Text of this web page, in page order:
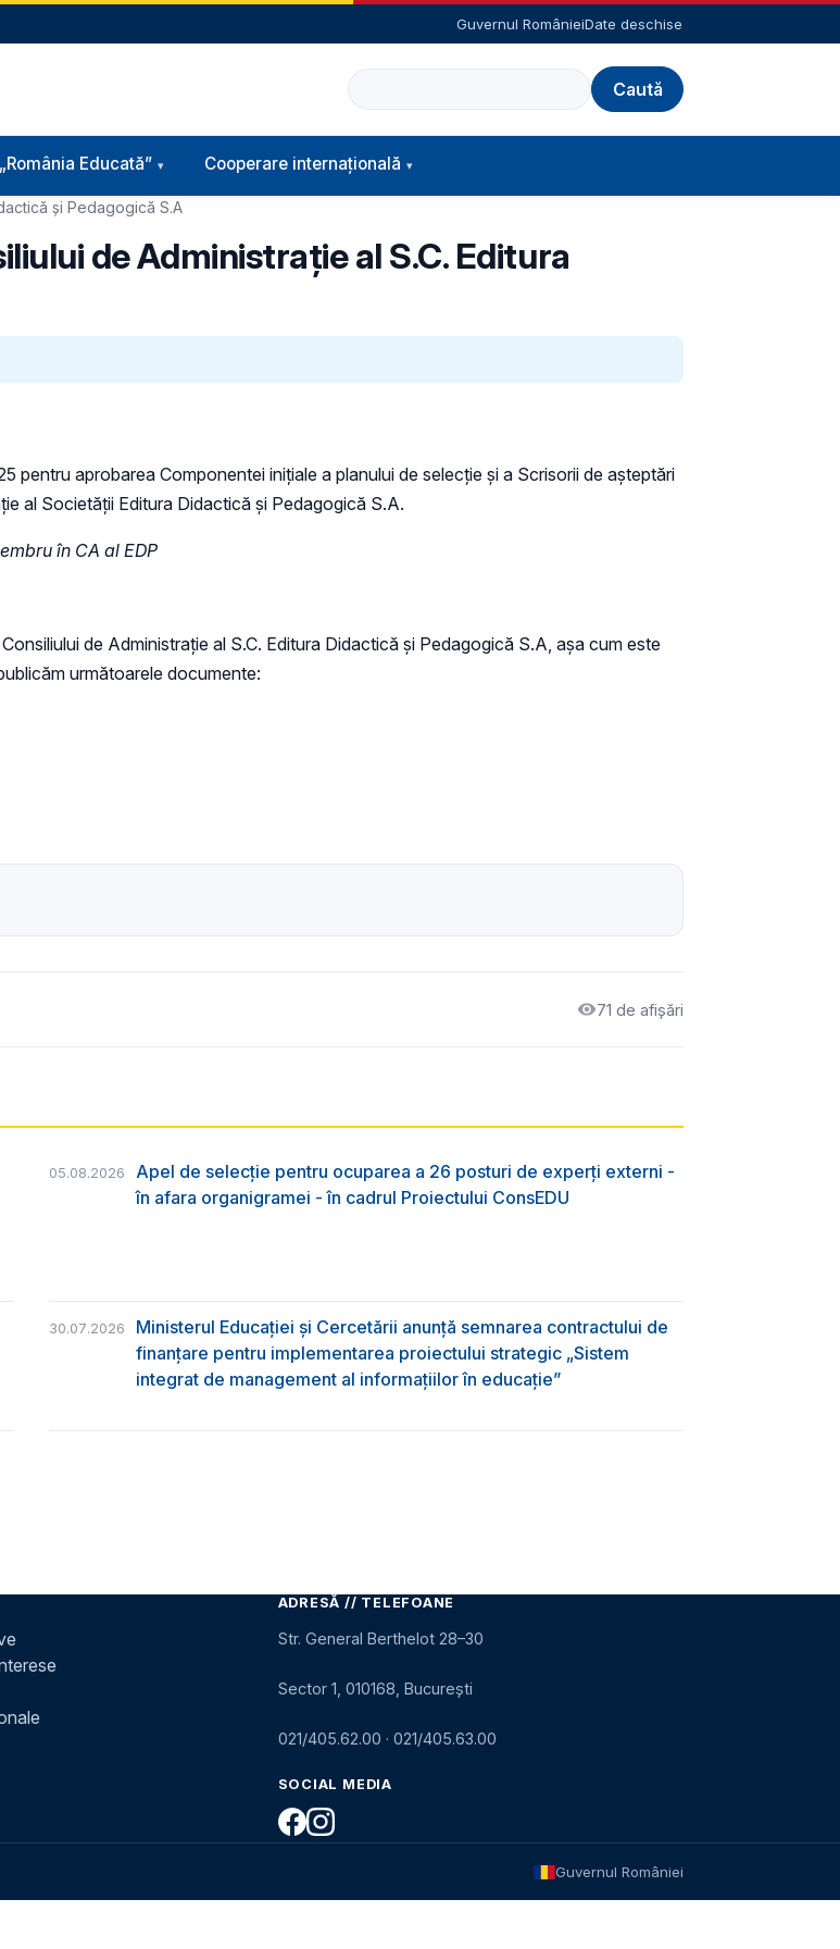
Guvernul RomânieiDate deschise
Caută
„România Educată” Cooperare internațională
și Pedagogică S.A
de Administraţie al S.C. Editura
pentru aprobarea Componentei inițiale a planului de selecție și a Scrisorii de așteptări
al Societății Editura Didactică și Pedagogică S.A.
în CA al EDP
de Administraţie al S.C. Editura Didactică și Pedagogică S.A, așa cum este
următoarele documente:
71 de afișări
05.08.2026
Apel de selecție pentru ocuparea a 26 posturi de experți externi -
în afara organigramei - în cadrul Proiectului ConsEDU
30.07.2026
Ministerul Educației și Cercetării anunță semnarea contractului de
finanțare pentru implementarea proiectului strategic „Sistem
integrat de management al informațiilor în educație”
ADRESĂ // TELEFOANE
Str. General Berthelot 28–30
Sector 1, 010168, București
021/405.62.00 · 021/405.63.00
SOCIAL MEDIA
Guvernul României